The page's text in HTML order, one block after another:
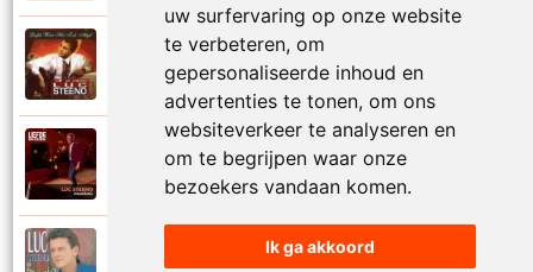
uw surfervaring op onze website
te verbeteren, om
gepersonaliseerde inhoud en
advertenties te tonen, om ons
websiteverkeer te analyseren en
om te begrijpen waar onze
bezoekers vandaan komen.
Ik ga akkoord
Luc Steeno
Liefde wint het toch altijd
Luc Steeno
Maandag